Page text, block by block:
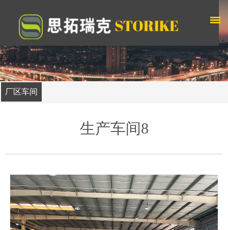
厂区车间
生产车间8